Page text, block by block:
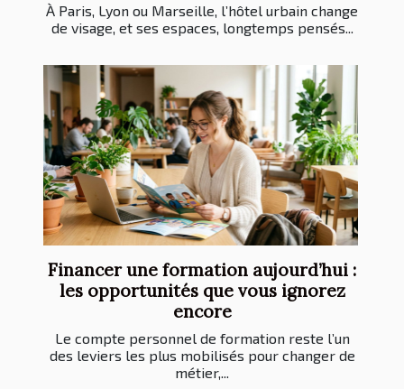
À Paris, Lyon ou Marseille, l’hôtel urbain change
de visage, et ses espaces, longtemps pensés...
Financer une formation aujourd’hui :
les opportunités que vous ignorez
encore
Le compte personnel de formation reste l’un
des leviers les plus mobilisés pour changer de
métier,...